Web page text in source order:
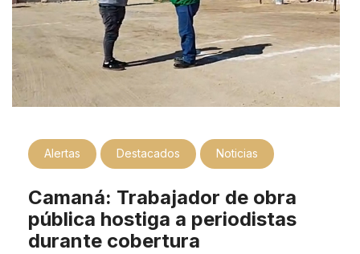
Alertas Destacados Noticias
Camaná: Trabajador de obra
pública hostiga a periodistas
durante cobertura